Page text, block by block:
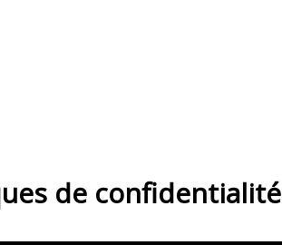
de confidentialité